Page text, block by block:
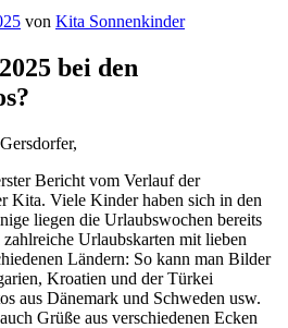
von Kita Sonnenkinder
bei den
Bericht vom Verlauf der
Kita. Viele Kinder haben sich in den
liegen die Urlaubswochen bereits
Urlaubskarten mit lieben
Ländern: So kann man Bilder
Kroatien und der Türkei
aus Dänemark und Schweden usw.
Grüße aus verschiedenen Ecken